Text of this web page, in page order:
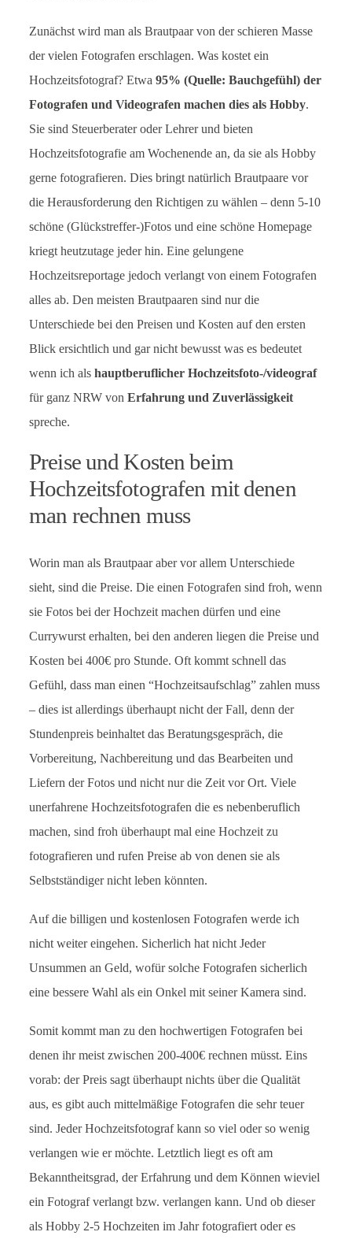
Zunächst wird man als Brautpaar von der schieren Masse
der vielen Fotografen erschlagen. Was kostet ein
Hochzeitsfotograf? Etwa95% (Quelle: Bauchgefühl) der
Fotografen und Videografen machen dies als Hobby.
Sie sind Steuerberater oder Lehrer und bieten
Hochzeitsfotografie am Wochenende an, da sie als Hobby
gerne fotografieren. Dies bringt natürlich Brautpaare vor
die Herausforderung den Richtigen zu wählen – denn 5-10
schöne (Glückstreffer-)Fotos und eine schöne Homepage
kriegt heutzutage jeder hin. Eine gelungene
Hochzeitsreportage jedoch verlangt von einem Fotografen
alles ab. Den meisten Brautpaaren sind nur die
Unterschiede bei den Preisen und Kosten auf den ersten
Blick ersichtlich und gar nicht bewusst was es bedeutet
wenn ich alshauptberuflicher Hochzeitsfoto-/videograf
für ganz NRW vonErfahrung und Zuverlässigkeit
spreche.
Preise und Kosten beim
Hochzeitsfotografen mit denen
man rechnen muss
Worin man als Brautpaar aber vor allem Unterschiede
sieht, sind die Preise. Die einen Fotografen sind froh, wenn
sie Fotos bei der Hochzeit machen dürfen und eine
Currywurst erhalten, bei den anderen liegen die Preise und
Kosten bei 400€ pro Stunde. Oft kommt schnell das
Gefühl, dass man einen “Hochzeitsaufschlag” zahlen muss
– dies ist allerdings überhaupt nicht der Fall, denn der
Stundenpreis beinhaltet das Beratungsgespräch, die
Vorbereitung, Nachbereitung und das Bearbeiten und
Liefern der Fotos und nicht nur die Zeit vor Ort. Viele
unerfahrene Hochzeitsfotografen die es nebenberuflich
machen, sind froh überhaupt mal eine Hochzeit zu
fotografieren und rufen Preise ab von denen sie als
Selbstständiger nicht leben könnten.
Auf die billigen und kostenlosen Fotografen werde ich
nicht weiter eingehen. Sicherlich hat nicht Jeder
Unsummen an Geld, wofür solche Fotografen sicherlich
eine bessere Wahl als ein Onkel mit seiner Kamera sind.
Somit kommt man zu den hochwertigen Fotografen bei
denen ihr meist zwischen 200-400€ rechnen müsst. Eins
vorab: der Preis sagt überhaupt nichts über die Qualität
aus, es gibt auch mittelmäßige Fotografen die sehr teuer
sind. Jeder Hochzeitsfotograf kann so viel oder so wenig
verlangen wie er möchte. Letztlich liegt es oft am
Bekanntheitsgrad, der Erfahrung und dem Können wieviel
ein Fotograf verlangt bzw. verlangen kann. Und ob dieser
als Hobby 2-5 Hochzeiten im Jahr fotografiert oder es